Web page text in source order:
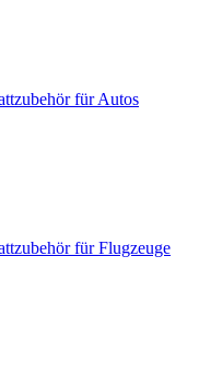
für Autos
für Flugzeuge